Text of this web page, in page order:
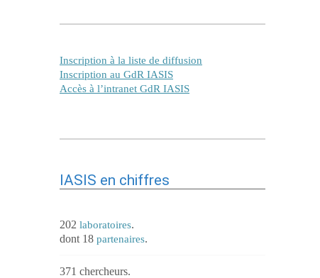
Inscription à la liste de diffusion
Inscription au GdR IASIS
Accès à l’intranet GdR IASIS
IASIS en chiffres
202 laboratoires.
dont 18 partenaires.
371 chercheurs.